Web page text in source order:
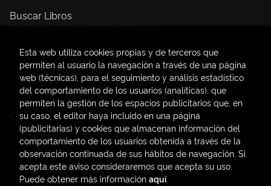
Buscar Libros
Papelería / material oficina
Consumo Sostenible
Contacto
C/ Amadeo de Saboya, 4
(+34) 963828968
latendauv@fundacio.es
Formulario de contacto
Esta web utiliza cookies propias y de terceros que
permiten al usuario la navegación a través de una página
web (técnicas), para el seguimiento y análisis estadístico
del comportamiento de los usuarios (analíticas), que
permiten la gestión de los espacios publicitarios que, en
su caso, el editor haya incluido en una página
(publicitarias) y cookies que almacenan información del
comportamiento de los usuarios obtenida a través de la
observación continuada de sus hábitos de navegación. Si
acepta este aviso consideraremos que acepta su uso.
Puede obtener más información aquí.